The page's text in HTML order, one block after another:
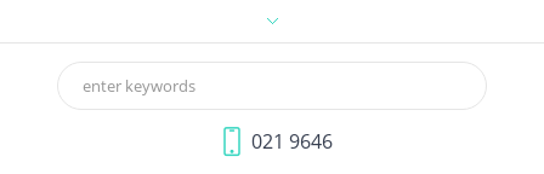
021 9646